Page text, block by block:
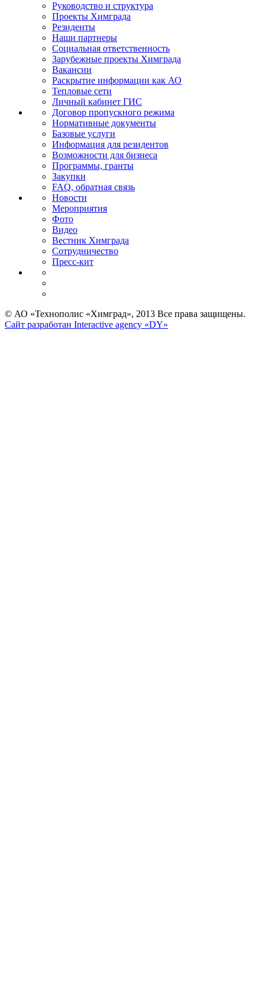
Руководство и структура
Проекты Химграда
Резиденты
Наши партнеры
Социальная ответственность
Зарубежные проекты Химграда
Вакансии
Раскрытие информации как АО
Тепловые сети
Личный кабинет ГИС
Договор пропускного режима
Нормативные документы
Базовые услуги
Информация для резидентов
Возможности для бизнеса
Программы, гранты
Закупки
FAQ, обратная связь
Новости
Мероприятия
Фото
Видео
Вестник Химграда
Сотрудничество
Пресс-кит
© АО «Технополис «Химград», 2013 Все права защищены.
Сайт разработан Interactive agency «DY»